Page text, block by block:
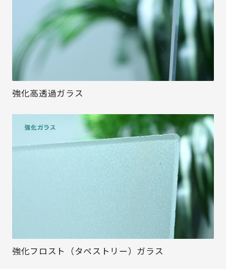
強化高透過ガラス
強化フロスト（タペストリー）ガラス